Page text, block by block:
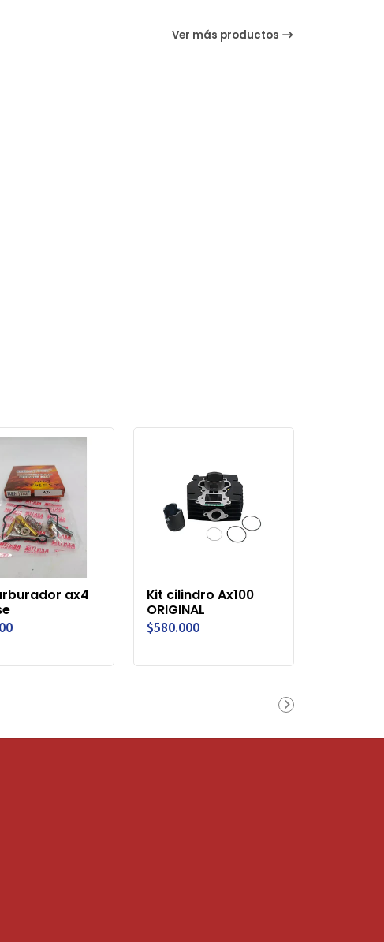
Ver más productos
ax4
Kit cilindro Ax100
ORIGINAL
$580.000